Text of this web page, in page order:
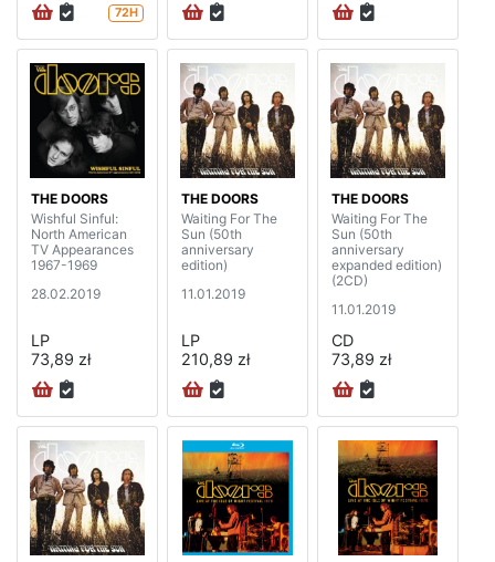
72H
THE DOORS
Wishful Sinful:
North American
TV Appearances
1967-1969
28.02.2019
LP
73,89 zł
THE DOORS
Waiting For The
Sun (50th
anniversary
edition)
11.01.2019
LP
210,89 zł
THE DOORS
Waiting For The
Sun (50th
anniversary
expanded edition)
(2CD)
11.01.2019
CD
73,89 zł